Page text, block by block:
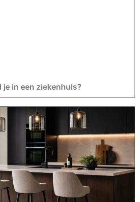
in een ziekenhuis?